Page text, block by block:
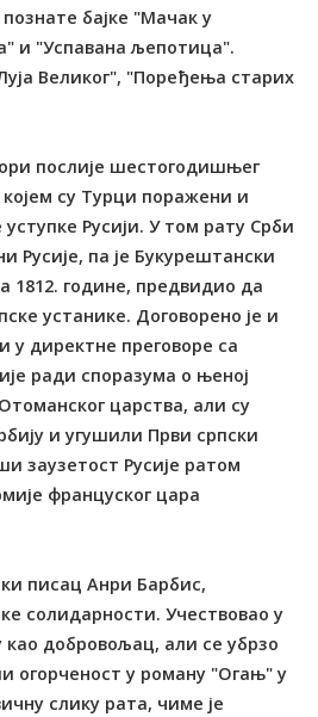
бајке "Мачак у
и "Успавана љепотица".
Великог", "Поређења старих
послије шестогодишњег
којем су Турци поражени и
Русији. У том рату Срби
Русије, па је Букурештански
1812. године, предвидио да
устанике. Договорено је и
у директне преговоре са
ради споразума о њеној
царства, али су
и угушили Први српски
заузетост Русије ратом
француског цара
писац Анри Барбис,
солидарности. Учествовао у
као добровољац, али се убрзо
огорченост у роману "Огањ" у
слику рата, чиме је